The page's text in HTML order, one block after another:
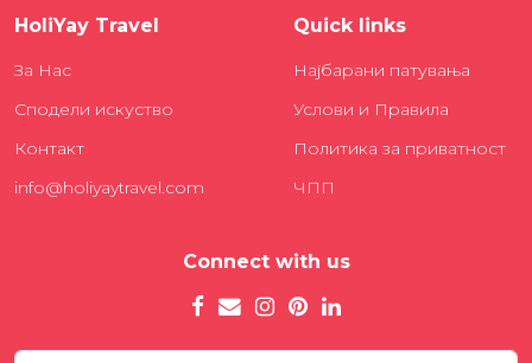
HoliYay Travel
За Нас
Сподели искуство
Контакт
info@holiyaytravel.com
Quick links
Најбарани патувања
Услови и Правила
Политика за приватност
ЧПП
Connect with us